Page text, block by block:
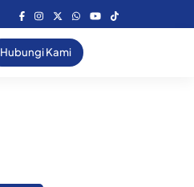
Hubungi Kami